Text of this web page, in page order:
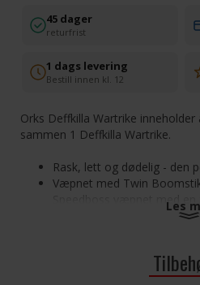
45 dager
returfrist
1 dags levering
Bestill innen kl. 12
Orks Deffkilla Wartrike
sammen 1 Deffkilla Wartrike.
Rask, lett og dødelig - den
Væpnet med Twin
Speedboss væpnet med en
Kan brukes i Warhammer
Settet består av 78 komponenter
Les